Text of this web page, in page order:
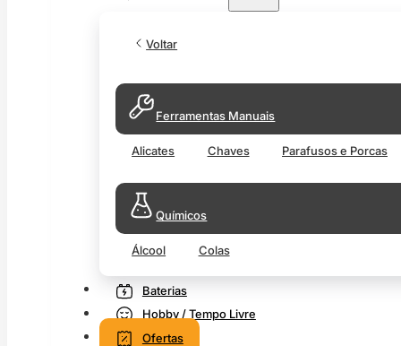
Voltar
Ferramentas Manuais
Alicates Chaves Parafusos e Porcas
Químicos
Álcool Colas
Baterias
Hobby / Tempo Livre
Ofertas